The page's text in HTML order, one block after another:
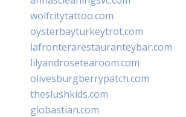
wolfcitytattoo.com
oysterbayturkeytrot.com
lafronterarestauranteybar.com
lilyandrosetearoom.com
olivesburgberrypatch.com
theslushkids.com
giobastian.com